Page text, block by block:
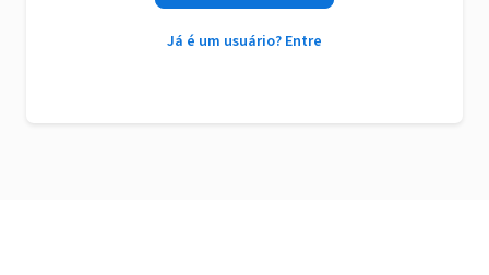
Já é um usuário? Entre